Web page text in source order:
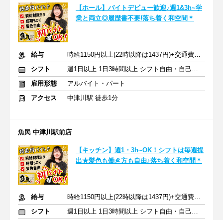
【ホール】バイトデビュー歓迎♪週1&3h~学
業と両立◎履歴書不要!落ち着く和空間＊
給与
時給1150円以上(22時以降は1437円)+交通費規定内支給
シフト
週1日以上 1日3時間以上 シフト自由・自己申告
雇用形態
アルバイト・パート
アクセス
中津川駅 徒歩1分
魚民 中津川駅前店
【キッチン】週1・3h~OK！シフトは毎週提
出★髪色も働き方も自由♪落ち着く和空間＊
給与
時給1150円以上(22時以降は1437円)+交通費規定内支給
シフト
週1日以上 1日3時間以上 シフト自由・自己申告